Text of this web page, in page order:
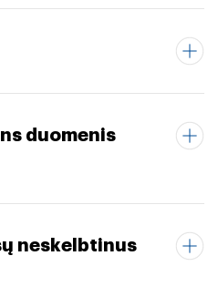
duomenis
neskelbtinus